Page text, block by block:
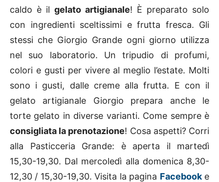
caldo è il gelato artigianale! È preparato solo
con ingredienti sceltissimi e frutta fresca. Gli
stessi che Giorgio Grande ogni giorno utilizza
nel suo laboratorio. Un tripudio di profumi,
colori e gusti per vivere al meglio l’estate. Molti
sono i gusti, dalle creme alla frutta. E con il
gelato artigianale Giorgio prepara anche le
torte gelato in diverse varianti. Come sempre è
consigliata la prenotazione! Cosa aspetti? Corri
alla Pasticceria Grande: è aperta il martedì
15,30-19,30. Dal mercoledì alla domenica 8,30-
12,30 / 15,30-19,30. Visita la pagina Facebooke